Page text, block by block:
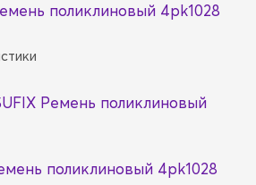
поликлиновый 4pk1028
Ремень поликлиновый
поликлиновый 4pk1028